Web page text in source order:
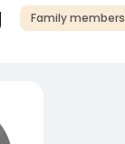
Family members